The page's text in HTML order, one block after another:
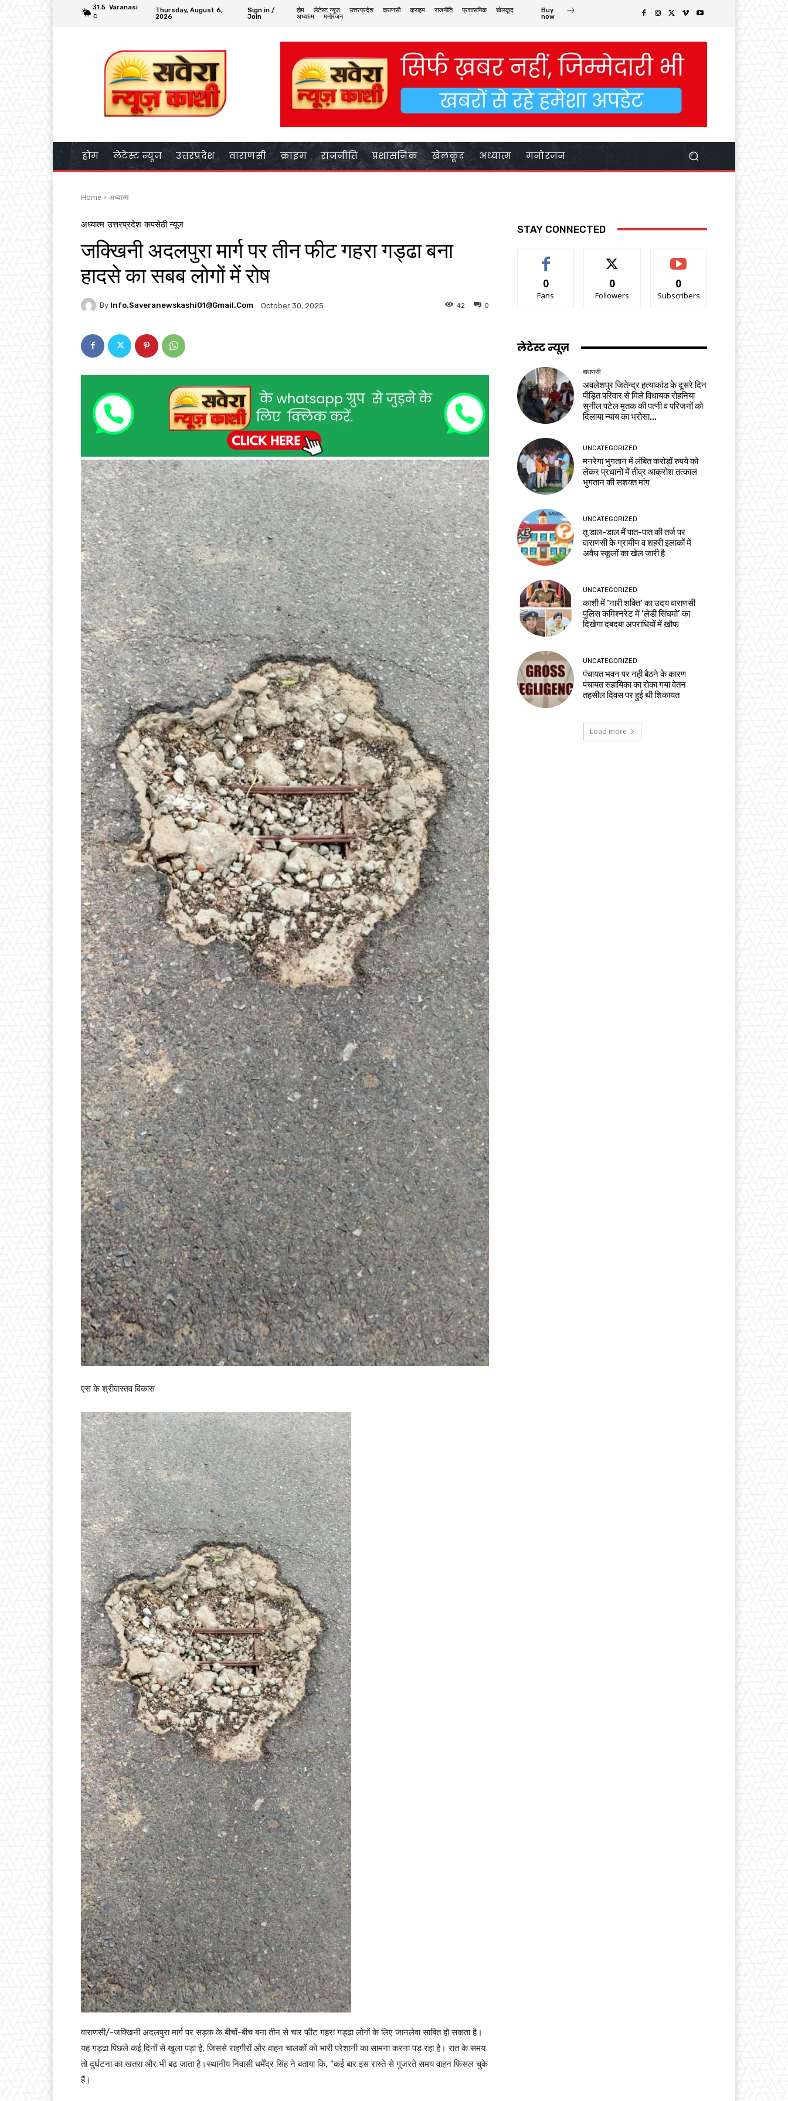
31.5
C
Varanasi
Thursday, August 6,
2026
Sign in /
Join
होम लेटेस्ट न्यूज उत्तरप्रदेश वाराणसी क्राइम राजनीति प्रशासनिक
खेलकूद
अध्यात्म
मनोरंजन
Buy
now
होम लेटेस्ट न्यूज उत्तरप्रदेश वाराणसी क्राइम राजनीति प्रशासनिक खेलकूद अध्यात्म मनोरंजन
Home अध्यात्म
अध्यात्म उत्तरप्रदेश कपसेठी न्यूज
जक्खिनी अदलपुरा मार्ग पर तीन फीट गहरा गड्ढा बना
हादसे का सबब लोगों में रोष
By Info.saveranewskashi01@gmail.com October 30, 2025 0
42
एस के श्रीवास्तव विकास
वाराणसी/-जक्खिनी अदलपुरा मार्ग पर सड़क के बीचों-बीच बना तीन से चार फीट गहरा गड्ढा लोगों के लिए जानलेवा साबित हो सकता है।
यह गड्ढा पिछले कई दिनों से खुला पड़ा है, जिससे राहगीरों और वाहन चालकों को भारी परेशानी का सामना करना पड़ रहा है। रात के समय
तो दुर्घटना का खतरा और भी बढ़ जाता है।स्थानीय निवासी धर्मेंद्र सिंह ने बताया कि, “कई बार इस रास्ते से गुजरते समय वाहन फिसल चुके
हैं।
STAY CONNECTED
0
Fans
0
Followers
0
Subscribers
लेटेस्ट न्यूज़
वाराणसी
अवलेशपुर जितेन्द्र हत्याकांड के दूसरे दिन
पीड़ित परिवार से मिले विधायक रोहनिया
सुनील पटेल मृतक की पत्नी व परिजनों को
दिलाया न्याय का भरोसा...
UNCATEGORIZED
मनरेगा भुगतान में लंबित करोड़ों रुपये को
लेकर प्रधानों में तीव्र आक्रोश तत्काल
भुगतान की सशक्त मांग
UNCATEGORIZED
तू डाल-डाल मैं पात-पात की तर्ज पर
वाराणसी के ग्रामीण व शहरी इलाकों में
अवैध स्कूलों का खेल जारी है
UNCATEGORIZED
काशी में ‘नारी शक्ति’ का उदय वाराणसी
पुलिस कमिश्नरेट में ‘लेडी सिंघमो’ का
दिखेगा दबदबा अपराधियों में खौफ
UNCATEGORIZED
पंचायत भवन पर नही बैठने के कारण
पंचायत सहायिका का रोका गया वेतन
तहसील दिवस पर हुई थी शिकायत
Load more